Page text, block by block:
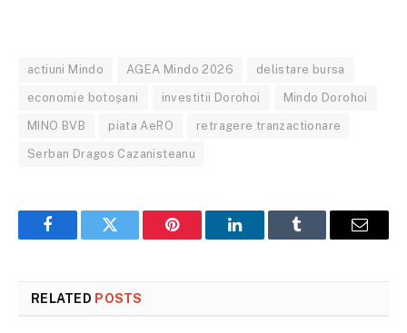
actiuni Mindo AGEA Mindo 2026 delistare bursa
economie botoșani investitii Dorohoi Mindo Dorohoi
MINO BVB piata AeRO retragere tranzactionare
Serban Dragos Cazanisteanu
FacebookTwitter Pinterest LinkedInTumblr Email
RELATED POSTS